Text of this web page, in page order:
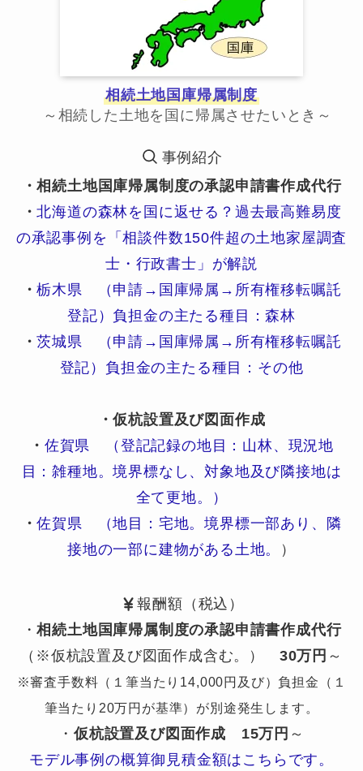
相続土地国庫帰属制度
～相続した土地を国に帰属させたいとき～
事例紹介
・相続土地国庫帰属制度の承認申請書作成代行
・北海道の森林を国に返せる？過去最高難易度
の承認事例を「相談件数150件超の土地家屋調査
士・行政書士」が解説
・栃木県 （申請→国庫帰属→所有権移転嘱託
登記）負担金の主たる種目：森林
・茨城県 （申請→国庫帰属→所有権移転嘱託
登記）負担金の主たる種目：その他
・仮杭設置及び図面作成
・ 佐賀県 （登記記録の地目：山林、現況地
目：雑種地。境界標なし、対象地及び隣接地は
全て更地。）
・佐賀県 （地目：宅地。境界標一部あり、隣
接地の一部に建物がある土地。
）
報酬額（税込）
・相続土地国庫帰属制度の承認申請書作成代行
（※仮杭設置及び図面作成含む。） 30万円 ～
※審査手数料（１筆当たり14,000円及び）負担金（１
筆当たり20万円が基準）が別途発生します。
・ 仮杭設置及び図面作成 15万円 ～
モデル事例の概算御見積金額はこちらです。